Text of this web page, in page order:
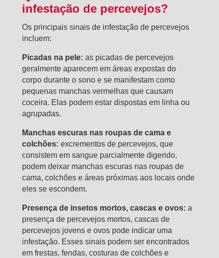
infestação de percevejos?
Os principais sinais de infestação de percevejos
incluem:
Picadas na pele: as picadas de percevejos
geralmente aparecem em áreas expostas do
corpo durante o sono e se manifestam como
pequenas manchas vermelhas que causam
coceira. Elas podem estar dispostas em linha ou
agrupadas.
Manchas escuras nas roupas de cama e
colchões: excrementos de percevejos, que
consistem em sangue parcialmente digerido,
podem deixar manchas escuras nas roupas de
cama, colchões e áreas próximas aos locais onde
eles se escondem.
Presença de insetos mortos, cascas e ovos: a
presença de percevejos mortos, cascas de
percevejos jovens e ovos pode indicar uma
infestação. Esses sinais podem ser encontrados
em frestas, fendas, costuras de colchões e